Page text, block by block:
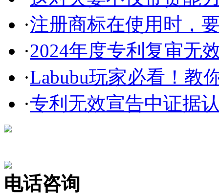
·注册商标在使用时，
·2024年度专利复审无
·Labubu玩家必看！教
·专利无效宣告中证据
电话咨询